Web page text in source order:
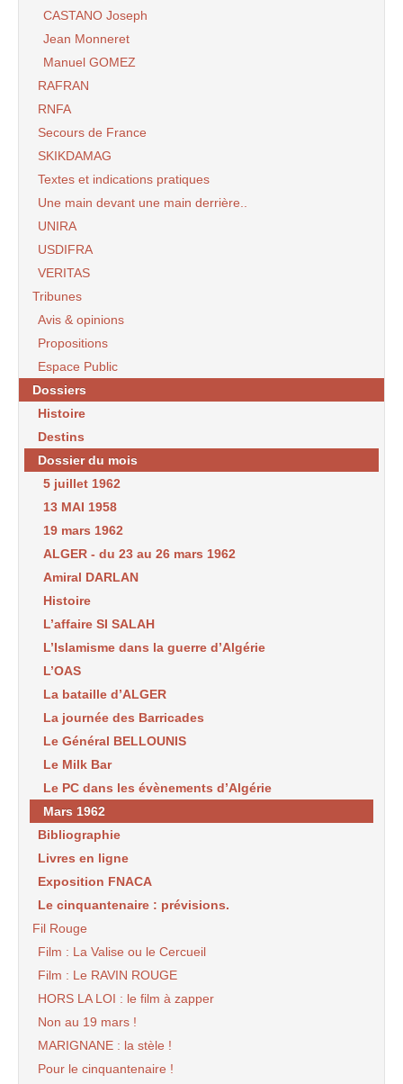
CASTANO Joseph
Jean Monneret
Manuel GOMEZ
RAFRAN
RNFA
Secours de France
SKIKDAMAG
Textes et indications pratiques
Une main devant une main derrière..
UNIRA
USDIFRA
VERITAS
Tribunes
Avis & opinions
Propositions
Espace Public
Dossiers
Histoire
Destins
Dossier du mois
5 juillet 1962
13 MAI 1958
19 mars 1962
ALGER - du 23 au 26 mars 1962
Amiral DARLAN
Histoire
L’affaire SI SALAH
L’Islamisme dans la guerre d’Algérie
L’OAS
La bataille d’ALGER
La journée des Barricades
Le Général BELLOUNIS
Le Milk Bar
Le PC dans les évènements d’Algérie
Mars 1962
Bibliographie
Livres en ligne
Exposition FNACA
Le cinquantenaire : prévisions.
Fil Rouge
Film : La Valise ou le Cercueil
Film : Le RAVIN ROUGE
HORS LA LOI : le film à zapper
Non au 19 mars !
MARIGNANE : la stèle !
Pour le cinquantenaire !